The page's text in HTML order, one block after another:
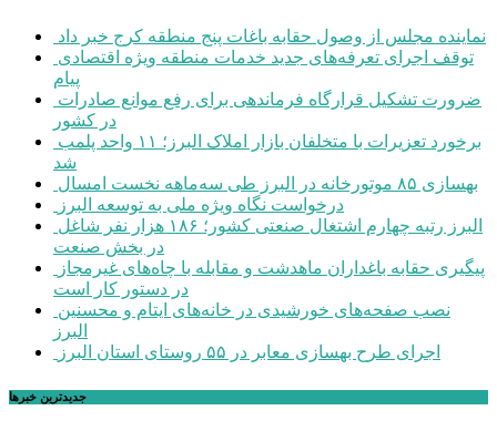
نماینده مجلس از وصول حقابه باغات پنج منطقه کرج خبر داد
پیام
در کشور
شد
بهسازی ۸۵ موتورخانه در البرز طی سه‌ماهه نخست امسال
درخواست نگاه ویژه ملی به توسعه البرز
در بخش صنعت
در دستور کار است
البرز
اجرای طرح بهسازی معابر در ۵۵ روستای استان البرز
جديدترين خبرها